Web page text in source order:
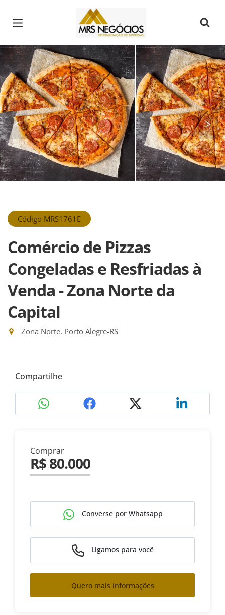
Página inicial
< >
Código MRS1761E
Comércio de Pizzas
Congeladas e Resfriadas à
Venda - Zona Norte da
Capital
Zona Norte, Porto Alegre-RS
Compartilhe
Comprar
R$ 80.000
Converse por Whatsapp
Ligamos para você
Quero mais informações